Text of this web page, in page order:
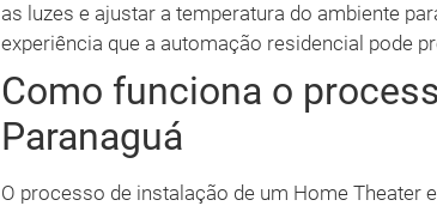
as luzes e ajustar a temperatura do ambiente
experiência que a automação residencial pode
Como funciona o
Paranaguá
O processo de instalação de um Home Theater